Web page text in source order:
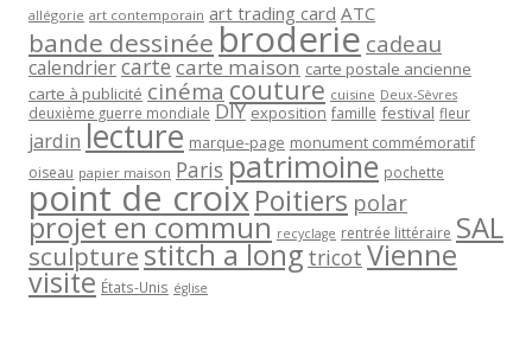
allégorie art contemporain art trading card ATC
bande dessinée broderie cadeau
calendriercartecarte maison carte postale ancienne
carte à publicité cinéma couture cuisine Deux-Sèvres
deuxième guerre mondiale DIY exposition famille festival fleur
jardin lecture marque-page monument commémoratif
oiseau papier maison Paris patrimoine pochette
point de croixPoitiers polar
projet en commun recyclage rentrée littéraire SAL
sculpturestitch a long tricot Vienne
visite États-Unis église